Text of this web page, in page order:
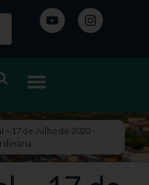
– 17 de Julho de 2020 –